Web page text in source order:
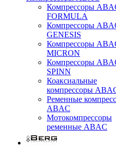
Компрессоры
FORMULA
Компрессоры
GENESIS
Компрессоры
MICRON
Компрессоры
SPINN
Коаксиальные
компрессоры
Ременные
ABAC
Мотокомпрессоры
ременные ABAC